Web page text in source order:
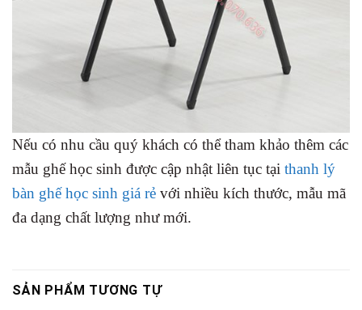
Nếu có nhu cầu quý khách có thể tham khảo thêm các
mẫu ghế học sinh được cập nhật liên tục tại thanh lý
bàn ghế học sinh giá rẻ với nhiều kích thước, mẫu mã
đa dạng chất lượng như mới.
SẢN PHẨM TƯƠNG TỰ